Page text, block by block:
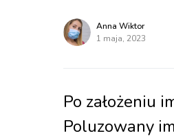
Anna Wiktor
1 maja, 2023
Po założeniu
Poluzowany